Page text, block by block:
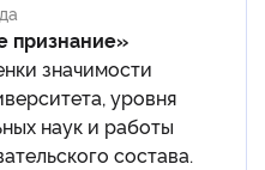
признание»
значимости
уровня
наук и работы
состава.